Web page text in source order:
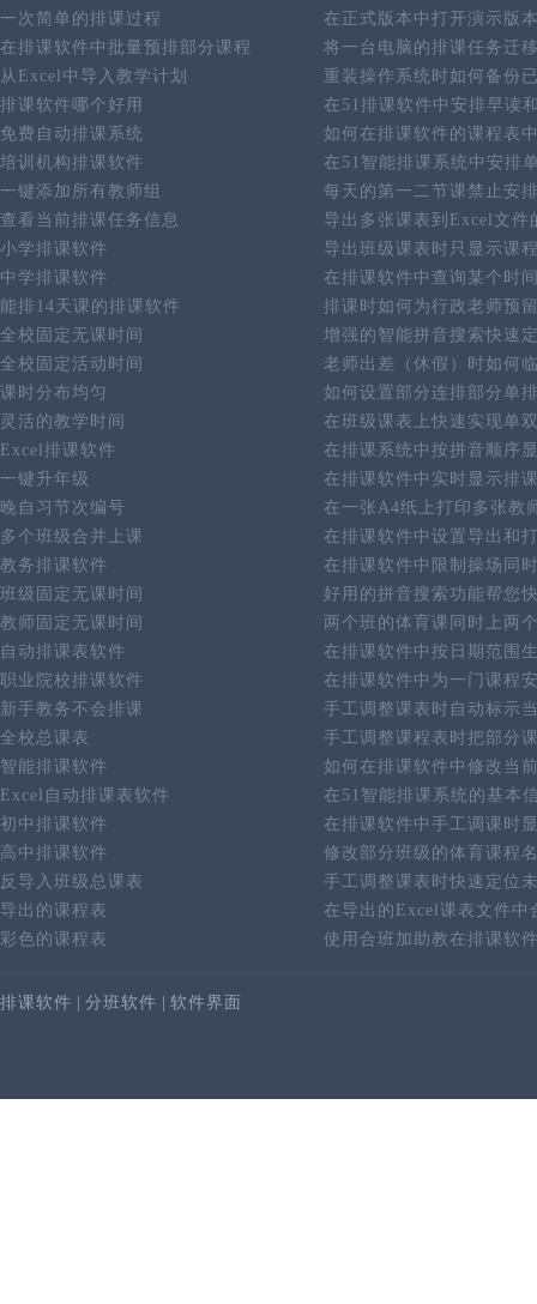
一次简单的排课过程
在正式版本中打开演示版
在排课软件中批量预排部分课程
将一台电脑的排课任务迁
从Excel中导入教学计划
重装操作系统时如何备份
排课软件哪个好用
在51排课软件中安排早读
免费自动排课系统
如何在排课软件的课程表
培训机构排课软件
在51智能排课系统中安排
一键添加所有教师组
每天的第一二节课禁止安
查看当前排课任务信息
导出多张课表到Excel文件
小学排课软件
导出班级课表时只显示课
中学排课软件
在排课软件中查询某个时
能排14天课的排课软件
排课时如何为行政老师预
全校固定无课时间
增强的智能拼音搜索快速
全校固定活动时间
老师出差（休假）时如何
课时分布均匀
如何设置部分连排部分单
灵活的教学时间
在班级课表上快速实现单
Excel排课软件
在排课系统中按拼音顺序
一键升年级
在排课软件中实时显示排
晚自习节次编号
在一张A4纸上打印多张教
多个班级合并上课
在排课软件中设置导出和
教务排课软件
在排课软件中限制操场同
班级固定无课时间
好用的拼音搜索功能帮您
教师固定无课时间
两个班的体育课同时上两
自动排课表软件
在排课软件中按日期范围
职业院校排课软件
在排课软件中为一门课程
新手教务不会排课
手工调整课表时自动标示
全校总课表
手工调整课程表时把部分
智能排课软件
如何在排课软件中修改当
Excel自动排课表软件
在51智能排课系统的基本
初中排课软件
在排课软件中手工调课时
高中排课软件
修改部分班级的体育课程
反导入班级总课表
手工调整课表时快速定位
导出的课程表
在导出的Excel课表文件中
彩色的课程表
使用合班加助教在排课软
排课软件 分班软件 软件界面